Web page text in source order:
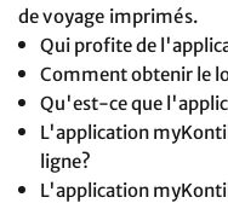
de voyage imprimés.
Qui profite de
Comment obtenir le
Qu'est-ce que
L'application
ligne?
L'application